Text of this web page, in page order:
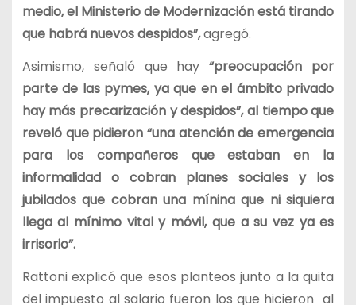
medio, el Ministerio de Modernización está tirando
que habrá nuevos despidos”,agregó.
Asimismo, señaló que hay“preocupación por
parte de las pymes, ya que en el ámbito privado
hay más precarización y despidos”, al tiempo que
reveló que pidieron “una atención de emergencia
para los compañeros que estaban en la
informalidad o cobran planes sociales y los
jubilados que cobran una mínina que ni siquiera
llega al mínimo vital y móvil, que a su vez ya es
irrisorio”.
Rattoni explicó que esos planteos junto a la quita
del impuesto al salario fueron los que hicieron al